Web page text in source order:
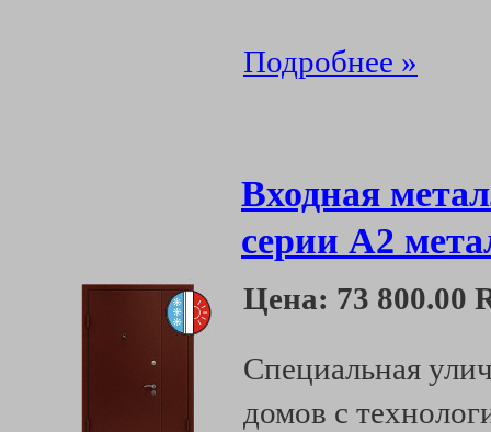
Подробнее »
Входная
серии А2
Цена: 73 800.00
Специальная
домов с